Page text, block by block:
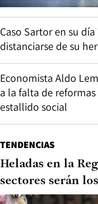
Caso Sartor en su
distanciarse de su
Economista Aldo
a la falta de
estallido social
TENDENCIAS
Heladas en la
sectores serán